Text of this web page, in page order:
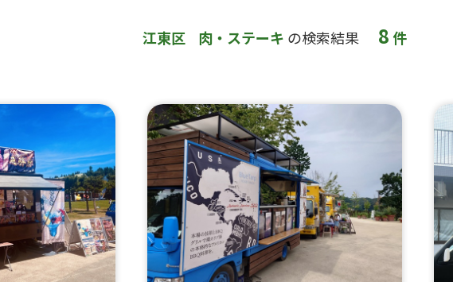
江東区 肉・ステーキ の検索結果 8件